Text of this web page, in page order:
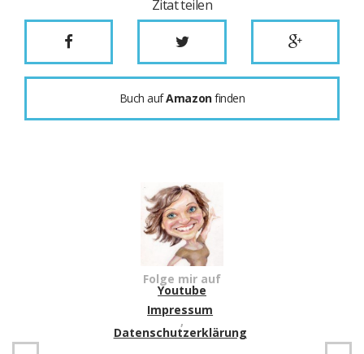
Zitat teilen
Buch aufAmazonfinden
Folge mir auf
Youtube
Impressum
,
Datenschutzerklärung